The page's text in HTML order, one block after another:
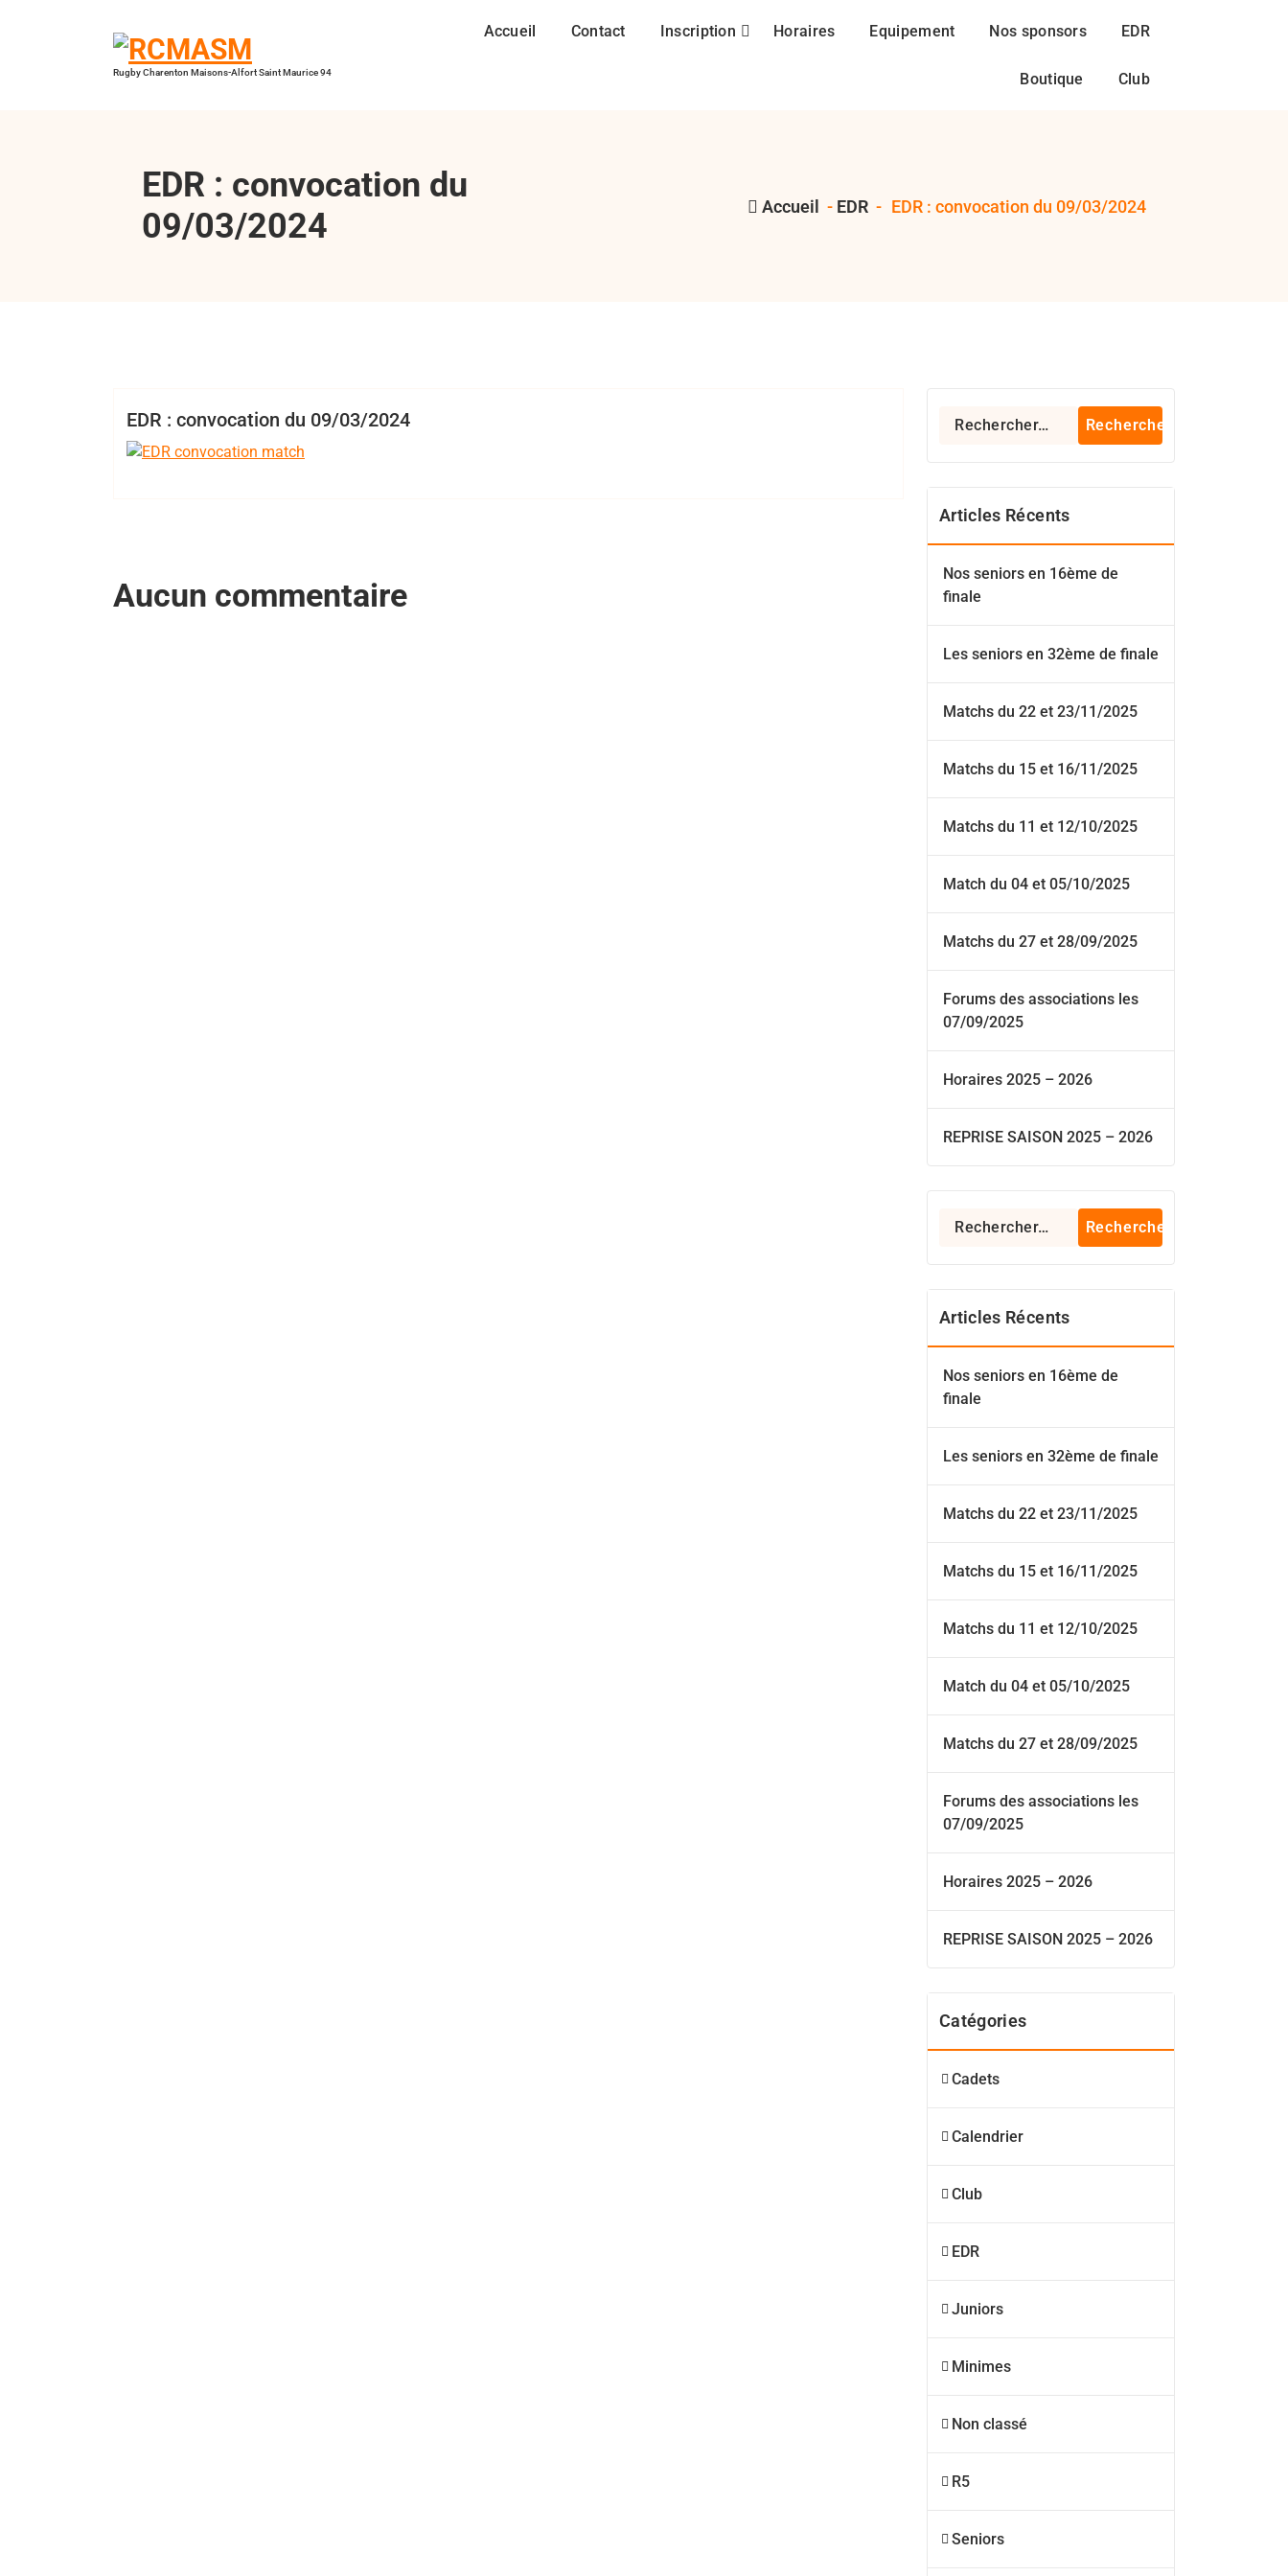
Rugby Charenton Maisons-Alfort Saint Maurice 94
Accueil Contact Inscription Horaires Equipement Nos sponsors EDR
Boutique Club
EDR : convocation du
09/03/2024
Accueil - EDR - EDR : convocation du 09/03/2024
EDR
EDR : convocation du 09/03/2024
Aucun commentaire
Rechercher :
Articles Récents
Nos seniors en 16ème de
finale
Les seniors en 32ème de finale
Matchs du 22 et 23/11/2025
Matchs du 15 et 16/11/2025
Matchs du 11 et 12/10/2025
Match du 04 et 05/10/2025
Matchs du 27 et 28/09/2025
Forums des associations les
07/09/2025
Horaires 2025 – 2026
REPRISE SAISON 2025 – 2026
Rechercher :
Articles Récents
Nos seniors en 16ème de
finale
Les seniors en 32ème de finale
Matchs du 22 et 23/11/2025
Matchs du 15 et 16/11/2025
Matchs du 11 et 12/10/2025
Match du 04 et 05/10/2025
Matchs du 27 et 28/09/2025
Forums des associations les
07/09/2025
Horaires 2025 – 2026
REPRISE SAISON 2025 – 2026
Catégories
Cadets
Calendrier
Club
EDR
Juniors
Minimes
Non classé
R5
Seniors